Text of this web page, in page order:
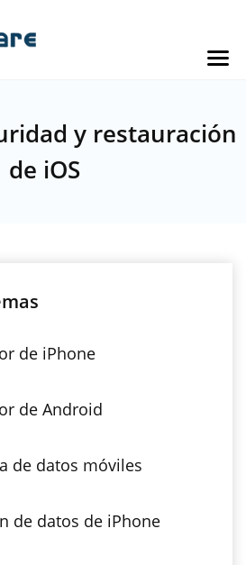
y restauración
de iOS
de iPhone
de Android
de datos móviles
de datos de iPhone